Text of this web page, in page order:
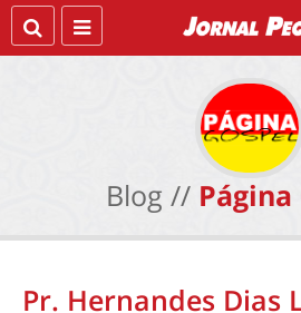
Blog // Página
Pr. Hernandes Dias